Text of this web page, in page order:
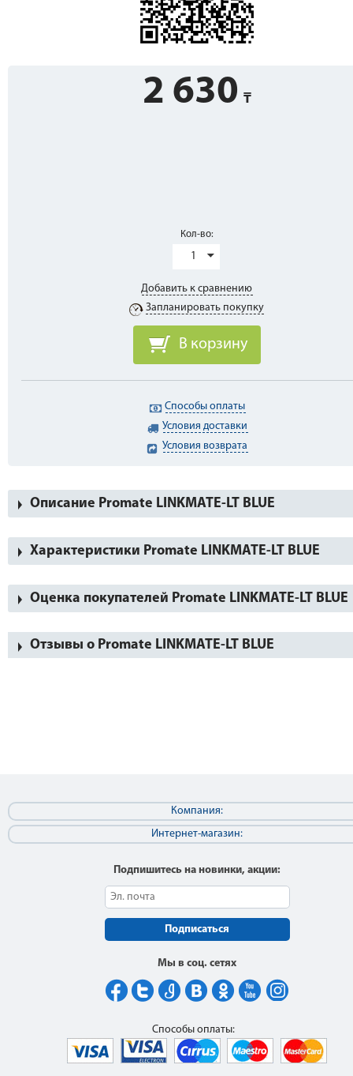
2 630
Кол-во:
1
Добавить к сравнению
Запланировать покупку
В корзину
Способы оплаты
Условия доставки
Условия возврата
Описание Promate LINKMATE-LT BLUE
Характеристики Promate LINKMATE-LT BLUE
Оценка покупателей Promate LINKMATE-LT BLUE
Отзывы о Promate LINKMATE-LT BLUE
Компания:
Интернет-магазин:
Подпишитесь на новинки, акции:
Подписаться
Мы в соц. сетях
Способы оплаты: